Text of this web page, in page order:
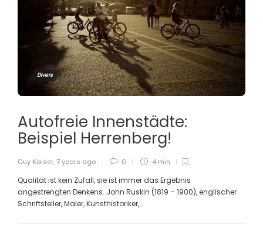
Divers
Autofreie Innenstädte:
Beispiel Herrenberg!
Guy Kaiser, 7 years ago 0 4 min
Qualität ist kein Zufall, sie ist immer das Ergebnis
angestrengten Denkens. John Ruskin (1819 – 1900), englischer
Schriftsteller, Maler, Kunsthistoriker,...